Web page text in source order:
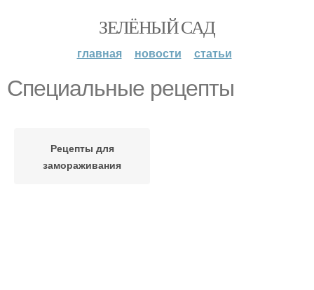
ЗЕЛЁНЫЙ САД
главная новости статьи
Специальные рецепты
Рецепты для
замораживания